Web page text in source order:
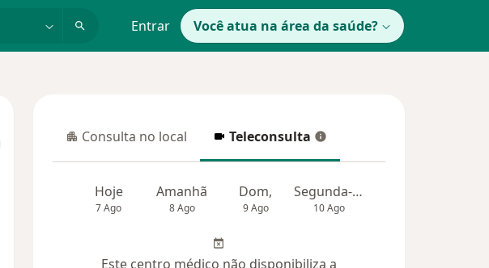
Entrar Você atua na área da saúde?
Consulta no local
Consulta no local Teleconsulta
Teleconsulta
Hoje
7 Ago
Amanhã
8 Ago
Dom,
9 Ago
Segunda-feira
10 Ago
Este centro médico não disponibiliza a